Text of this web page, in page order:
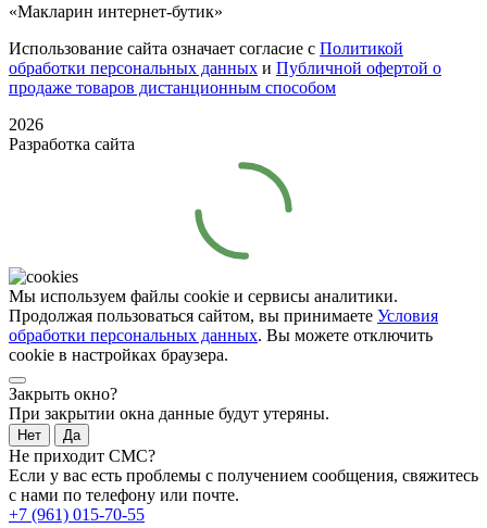
«Макларин интернет-бутик»
Использование сайта означает согласие с Политикой
обработки персональных данных и Публичной офертой о
продаже товаров дистанционным способом
2026
Разработка сайта
Мы используем файлы cookie и сервисы аналитики.
Продолжая пользоваться сайтом, вы принимаете Условия
обработки персональных данных. Вы можете отключить
cookie в настройках браузера.
Закрыть окно?
При закрытии окна данные будут утеряны.
Нет Да
Не приходит СМС?
Если у вас есть проблемы с получением сообщения, свяжитесь
с нами по телефону или почте.
+7 (961) 015-70-55